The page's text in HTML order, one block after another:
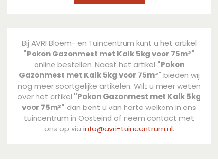
Bij AVRI Bloem- en Tuincentrum kunt u het artikel
"Pokon Gazonmest met Kalk 5kg voor 75m²"
online bestellen. Naast het artikel "Pokon
Gazonmest met Kalk 5kg voor 75m²" bieden wij
nog meer soortgelijke artikelen. Wilt u meer weten
over het artikel "Pokon Gazonmest met Kalk 5kg
voor 75m²" dan bent u van harte welkom in ons
tuincentrum in Oosteind of neem contact met
ons op via info@avri-tuincentrum.nl.